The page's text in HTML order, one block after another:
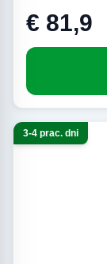
€ 81,9
3-4 prac. dni